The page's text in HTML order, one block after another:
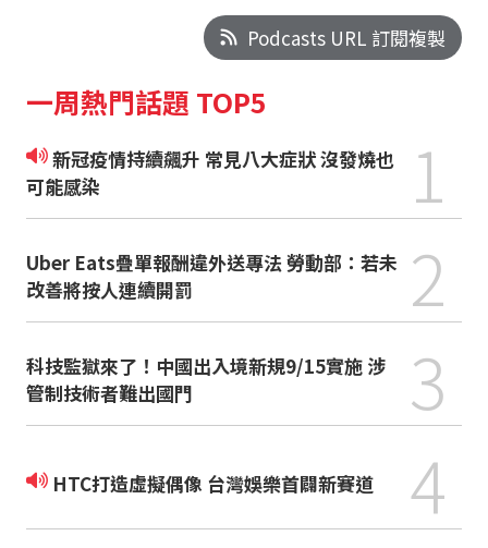
Podcasts URL 訂閱複製
一周熱門話題 TOP5
新冠疫情持續飆升 常見八大症狀 沒發燒也
可能感染
1
Uber Eats疊單報酬違外送專法 勞動部：若未
改善將按人連續開罰
2
科技監獄來了！中國出入境新規9/15實施 涉
管制技術者難出國門
3
HTC打造虛擬偶像 台灣娛樂首闢新賽道
4